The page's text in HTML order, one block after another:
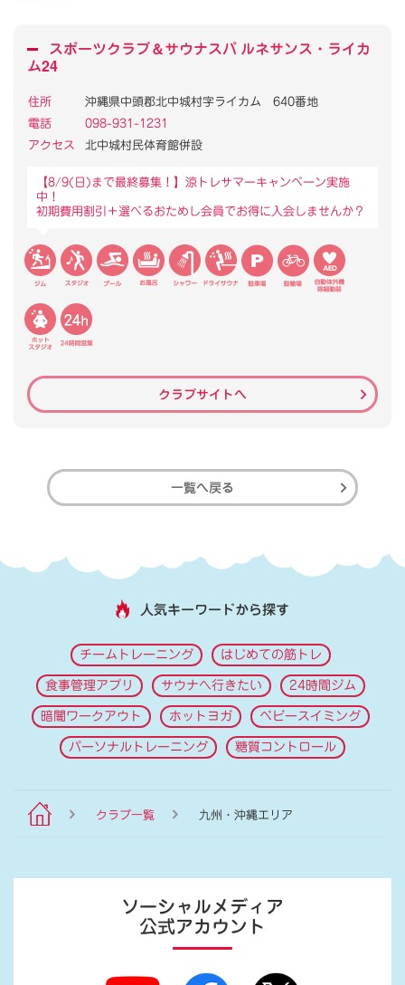
スポーツクラブ＆サウナスパ ルネサンス・ライカ
ム24
住所
沖縄県中頭郡北中城村字ライカム 640番地
電話
098-931-1231
アクセス
北中城村民体育館併設
【8/9(日)まで最終募集！】涼トレサマーキャンペーン実施
中！
初期費用割引＋選べるおためし会員でお得に入会しませんか？
クラブサイトへ
一覧へ戻る
人気キーワードから探す
チームトレーニング はじめての筋トレ
食事管理アプリ サウナへ行きたい 24時間ジム
暗闇ワークアウト ホットヨガ ベビースイミング
パーソナルトレーニング 糖質コントロール
クラブ一覧 九州・沖縄エリア
ソーシャルメディア
公式アカウント